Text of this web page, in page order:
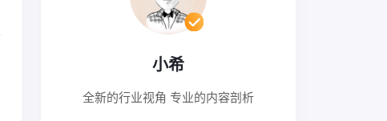
小希
全新的行业视角 专业的内容剖析